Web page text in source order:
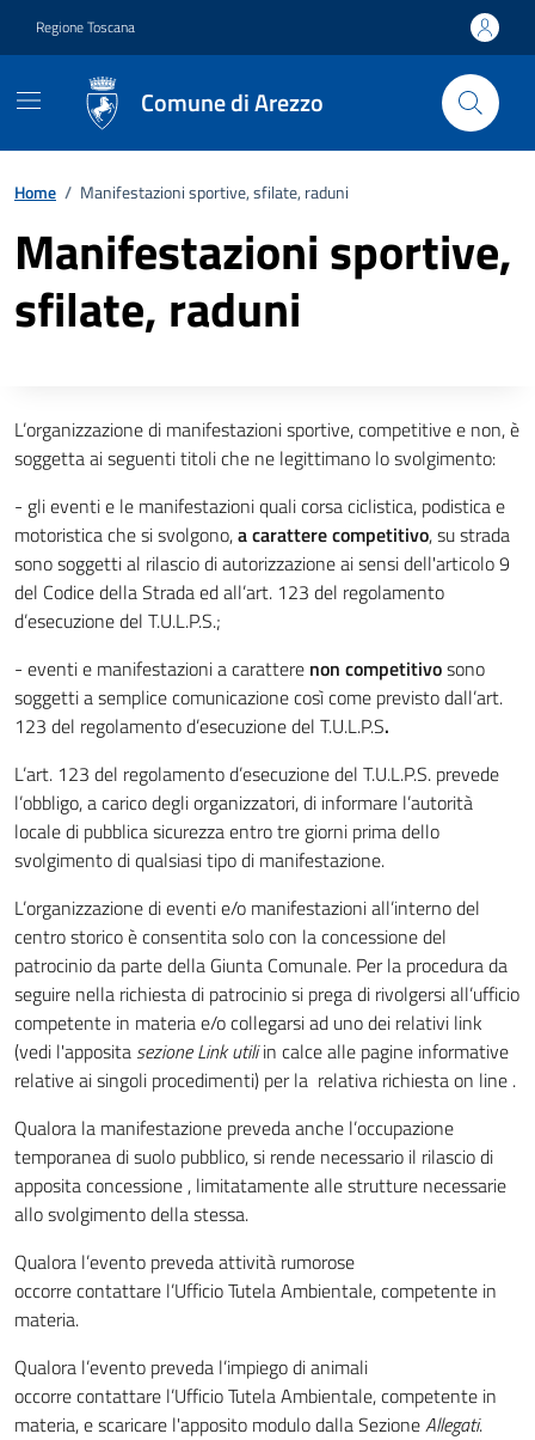
Regione Toscana
Comune di Arezzo
Home / Manifestazioni sportive, sfilate, raduni
Manifestazioni sportive,
sfilate, raduni
Descrizione completa
L’organizzazione di manifestazioni sportive, competitive e non, è
soggetta ai seguenti titoli che ne legittimano lo svolgimento:
- gli eventi e le manifestazioni quali corsa ciclistica, podistica e
motoristica che si svolgono,a carattere competitivo, su strada
sono soggetti al rilascio di autorizzazione ai sensi dell'articolo 9
del Codice della Strada ed all’art. 123 del regolamento
d’esecuzione del T.U.L.P.S.;
- eventi e manifestazioni a carattere non competitivosono
soggetti a semplice comunicazione così come previsto dall’art.
123 del regolamento d’esecuzione del T.U.L.P.S.
L’art. 123 del regolamento d’esecuzione del T.U.L.P.S. prevede
l’obbligo, a carico degli organizzatori, di informare l’autorità
locale di pubblica sicurezza entro tre giorni prima dello
svolgimento di qualsiasi tipo di manifestazione.
L’organizzazione di eventi e/o manifestazioni all’interno del
centro storico è consentita solo con la concessione del
patrocinio da parte della Giunta Comunale. Per la procedura da
seguire nella richiesta di patrocinio si prega di rivolgersi all’ufficio
competente in materia e/o collegarsi ad uno dei relativi link
(vedi l'apposita sezione Link utiliin calce alle pagine informative
relative ai singoli procedimenti) per la relativa richiesta on line .
Qualora la manifestazione preveda anche l’occupazione
temporanea di suolo pubblico, si rende necessario il rilascio di
apposita concessione , limitatamente alle strutture necessarie
allo svolgimento della stessa.
Qualora l’evento preveda attività rumorose
occorre contattare l’Ufficio Tutela Ambientale, competente in
materia.
Qualora l’evento preveda l’impiego di animali
occorre contattare l’Ufficio Tutela Ambientale, competente in
materia, e scaricare l'apposito modulo dalla SezioneAllegati.